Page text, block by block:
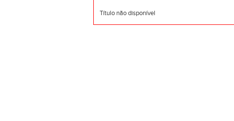
Título não disponível